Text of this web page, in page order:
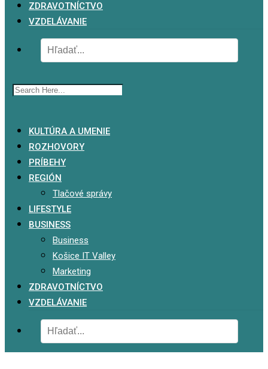
ZDRAVOTNÍCTVO
VZDELÁVANIE
KULTÚRA A UMENIE
ROZHOVORY
PRÍBEHY
REGIÓN
Tlačové správy
LIFESTYLE
BUSINESS
Business
Košice IT Valley
Marketing
ZDRAVOTNÍCTVO
VZDELÁVANIE